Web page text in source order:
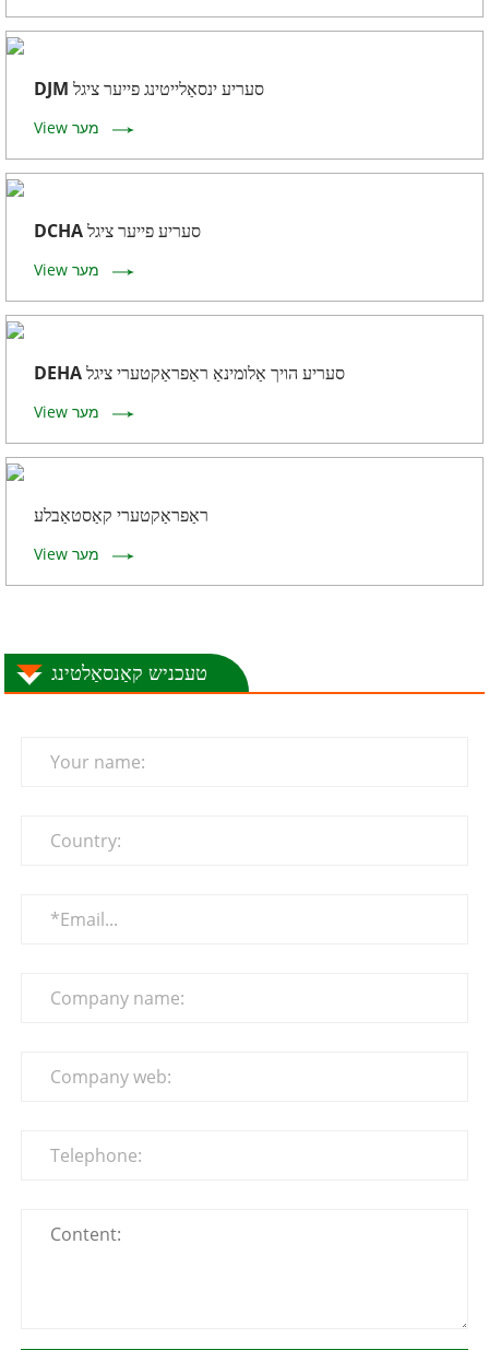
DJM סעריע ינסאַלייטינג פייער ציגל
View מער
DCHA סעריע פייער ציגל
View מער
DEHA סעריע הויך אַלומינאַ ראַפראַקטערי ציגל
View מער
ראַפראַקטערי קאַסטאַבלע
View מער
טעכניש קאַנסאַלטינג